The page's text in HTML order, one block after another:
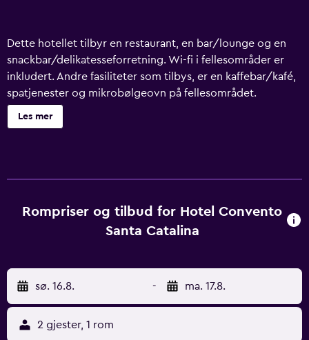
Dette hotellet tilbyr en restaurant, en bar/lounge og en
snackbar/delikatesseforretning. Wi-fi i fellesområder er
inkludert. Andre fasiliteter som tilbys, er en kaffebar/kafé,
spatjenester og mikrobølgeovn på fellesområdet.
Utskifting av håndklær Hotel Convento Santa Catalina har
25 rom med minibar og safe med plass til bærbar PC. Disse
badekar eller dusj, designertoalettartikler, toalettartikler
(inkludert) og hårføner. Gjestene her får wi-fi inkludert i
telefon. lokalsamtaler (inkludert) tilbys (restriksjoner kan
gjelde). I tillegg har rommene kaffetraktere/tekokere og
takvifte. Fasiliteter tilgjengelige på forespørsel er massasje
på rommet, strykejern/-brett og utskifting av håndklær.
Les mer
Rompriser og tilbud for Hotel Convento
Santa Catalina
sø. 16.8. - ma. 17.8.
2 gjester, 1 rom